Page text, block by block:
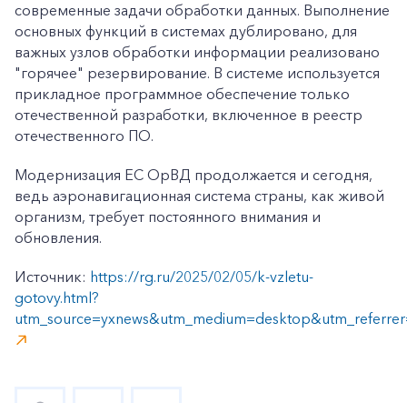
современные задачи обработки данных. Выполнение
основных функций в системах дублировано, для
важных узлов обработки информации реализовано
"горячее" резервирование. В системе используется
прикладное программное обеспечение только
отечественной разработки, включенное в реестр
отечественного ПО.
Модернизация ЕС ОрВД продолжается и сегодня,
ведь аэронавигационная система страны, как живой
организм, требует постоянного внимания и
обновления.
Источник: https://rg.ru/2025/02/05/k-vzletu-
gotovy.html?